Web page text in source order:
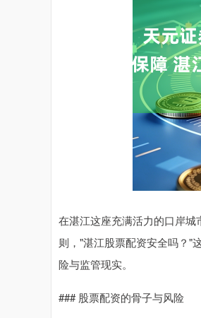
在湛江这座充满活力的口岸
则，"湛江股票配资安全吗？"
险与监管现实。
### 股票配资的骨子与风险